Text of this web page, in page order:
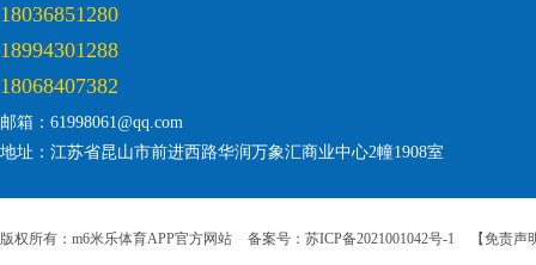
18036851280
18994301288
18068407382
邮箱：61998061@qq.com
地址：江苏省昆山市前进西路华润万象汇商业中心2幢1908室
版权所有：m6米乐体育APP官方网站 备案号：苏ICP备2021001042号-1 【免责声